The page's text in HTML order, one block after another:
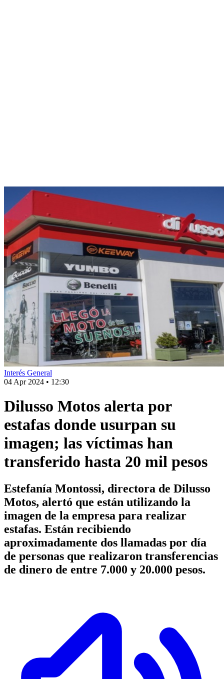
Interés General
04 Apr 2024 • 12:30
Dilusso Motos alerta por
estafas donde usurpan su
imagen; las víctimas han
transferido hasta 20 mil pesos
Estefanía Montossi, directora de Dilusso
Motos, alertó que están utilizando la
imagen de la empresa para realizar
estafas. Están recibiendo
aproximadamente dos llamadas por día
de personas que realizaron transferencias
de dinero de entre 7.000 y 20.000 pesos.